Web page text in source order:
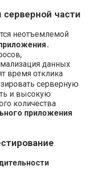
части
неотъемлемой
․
данных
время отклика
серверную
и высокую
количества
приложения